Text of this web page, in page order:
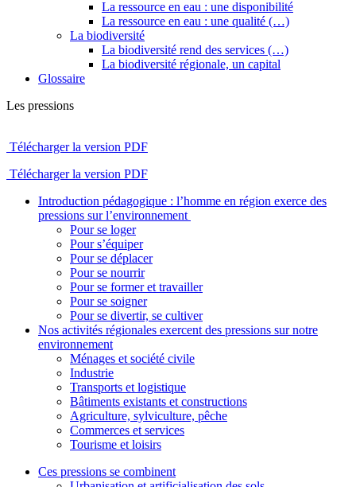
La ressource en eau : une disponibilité
La ressource en eau : une qualité (…)
La biodiversité
La biodiversité rend des services (…)
La biodiversité régionale, un capital
Glossaire
Les pressions
Télécharger la version PDF
Télécharger la version PDF
Introduction pédagogique : l’homme en région exerce des
pressions sur l’environnement
Pour se loger
Pour s’équiper
Pour se déplacer
Pour se nourrir
Pour se former et travailler
Pour se soigner
Pour se divertir, se cultiver
Nos activités régionales exercent des pressions sur notre
environnement
Ménages et société civile
Industrie
Transports et logistique
Bâtiments existants et constructions
Agriculture, sylviculture, pêche
Commerces et services
Tourisme et loisirs
Ces pressions se combinent